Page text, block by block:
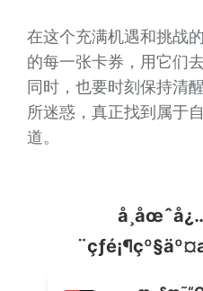
在这个充满机遇和挑战
的每一张卡券，用它们
同时，也要时刻保持清
所迷惑，真正找到属于
道。